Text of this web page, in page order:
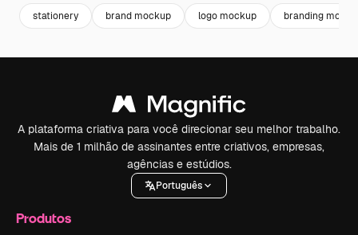
stationery brand mockup logo mockup branding
A plataforma criativa para você direcionar seu melhor trabalho.
Mais de 1 milhão de assinantes entre criativos, empresas,
agências e estúdios.
Português
Produtos